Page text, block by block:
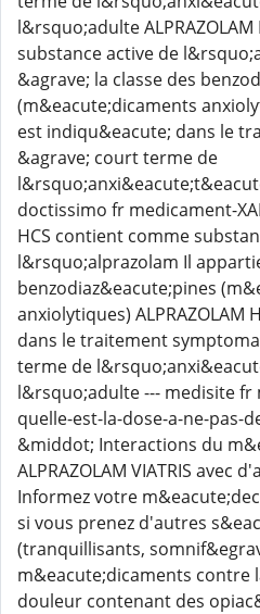
l&rsquo;adulte
substance active de
&agrave; la classe des
(m&eacute;dicaments
est indiqu&eacute; dans le
&agrave; court terme de
doctissimo fr medicament-
HCS contient comme
l&rsquo;alprazolam Il
benzodiaz&eacute;pines
anxiolytiques) ALPRAZOLAM
dans le traitement
terme de
l&rsquo;adulte --- medisite fr
quelle-est-la-dose-a-ne-pas-
&middot; Interactions du
ALPRAZOLAM VIATRIS avec
Informez votre
si vous prenez d'autres
(tranquillisants,
m&eacute;dicaments contre
douleur contenant des